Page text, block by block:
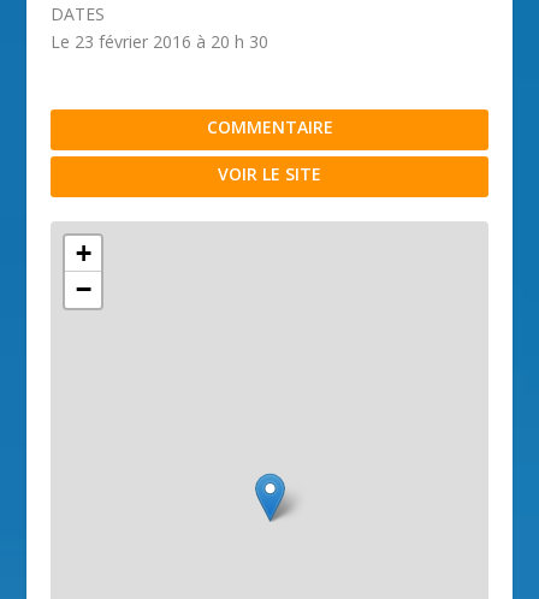
DATES
Le 23 février 2016 à 20 h 30
COMMENTAIRE
VOIR LE SITE
+
−